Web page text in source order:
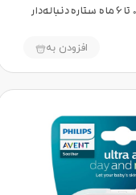
پستانک شب تاب اونت 0 تا 6 ماه ستاره دنباله‌دار
افزودن به